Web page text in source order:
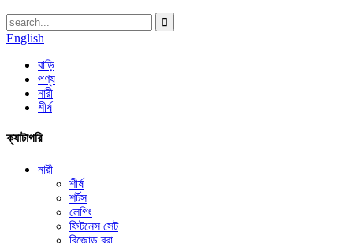
English
বাড়ি
পণ্য
নারী
শীর্ষ
ক্যাটাগরি
নারী
শীর্ষ
শর্টস
লেগিং
ফিটনেস সেট
বিজোড় ব্রা